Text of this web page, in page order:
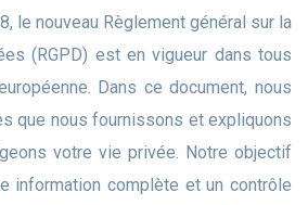
(RGPD) est en vigueur dans tous
Dans ce document, nous
que nous fournissons et expliquons
votre vie privée. Notre objectif
information complète et un contrôle